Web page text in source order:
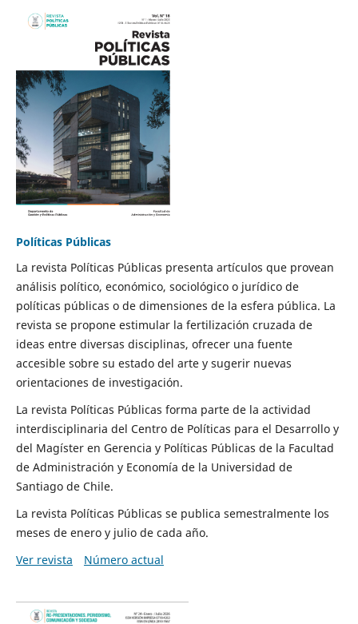
Políticas Públicas
La revista Políticas Públicas presenta artículos que provean
análisis político, económico, sociológico o jurídico de
políticas públicas o de dimensiones de la esfera pública. La
revista se propone estimular la fertilización cruzada de
ideas entre diversas disciplinas, ofrecer una fuente
accesible sobre su estado del arte y sugerir nuevas
orientaciones de investigación.
La revista Políticas Públicas forma parte de la actividad
interdisciplinaria del Centro de Políticas para el Desarrollo y
del Magíster en Gerencia y Políticas Públicas de la Facultad
de Administración y Economía de la Universidad de
Santiago de Chile.
La revista Políticas Públicas se publica semestralmente los
meses de enero y julio de cada año.
Ver revista
Número actual